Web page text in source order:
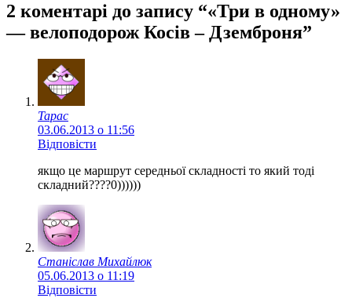
2 коментарі до запису “«Три в одному»
— велоподорож Косів – Дземброня”
Тарас
03.06.2013 о 11:56
Відповісти
якщо це маршрут середньої складності то який тоді
складний????0))))))
Станіслав Михайлюк
05.06.2013 о 11:19
Відповісти